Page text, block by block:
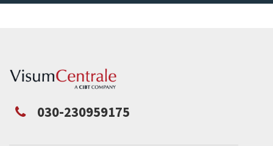
030-230959175